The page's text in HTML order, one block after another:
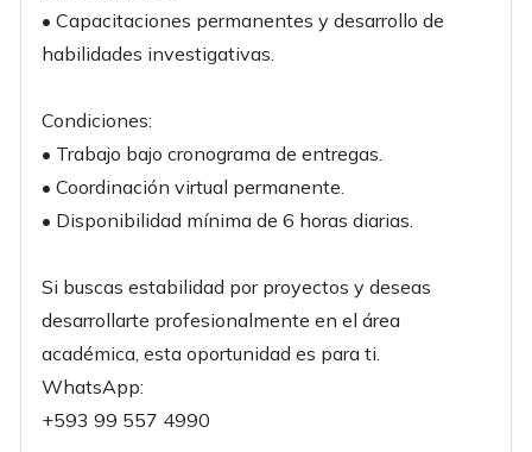
• Capacitaciones permanentes y desarrollo de
habilidades investigativas.
Condiciones:
• Trabajo bajo cronograma de entregas.
• Coordinación virtual permanente.
• Disponibilidad mínima de 6 horas diarias.
Si buscas estabilidad por proyectos y deseas
desarrollarte profesionalmente en el área
académica, esta oportunidad es para ti.
WhatsApp:
+593 99 557 4990